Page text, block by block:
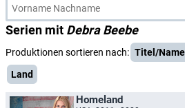
Serien mit Debra Beebe
Produktionen sortieren nach: Titel/Name
Land
Homeland